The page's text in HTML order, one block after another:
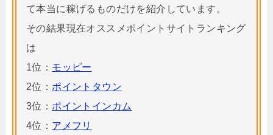
て本当に稼げるものだけを紹介しています。
その結果現在オススメポイントサイトランキング
は
1位： モッピー
2位： ポイントタウン
3位： ポイントインカム
4位： アメフリ